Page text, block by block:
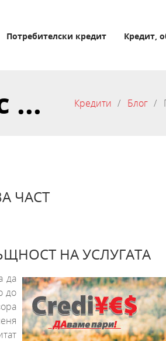
Потребителски кредит Кредит,
... Кредити Блог
ЧАСТ
НА УСЛУГАТА
да
до